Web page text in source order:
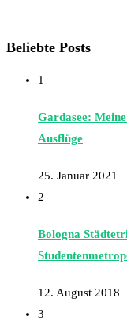
Beliebte Posts
1
Gardasee:
Ausflüge
25. Januar 2021
2
Bologna
12. August 2018
3